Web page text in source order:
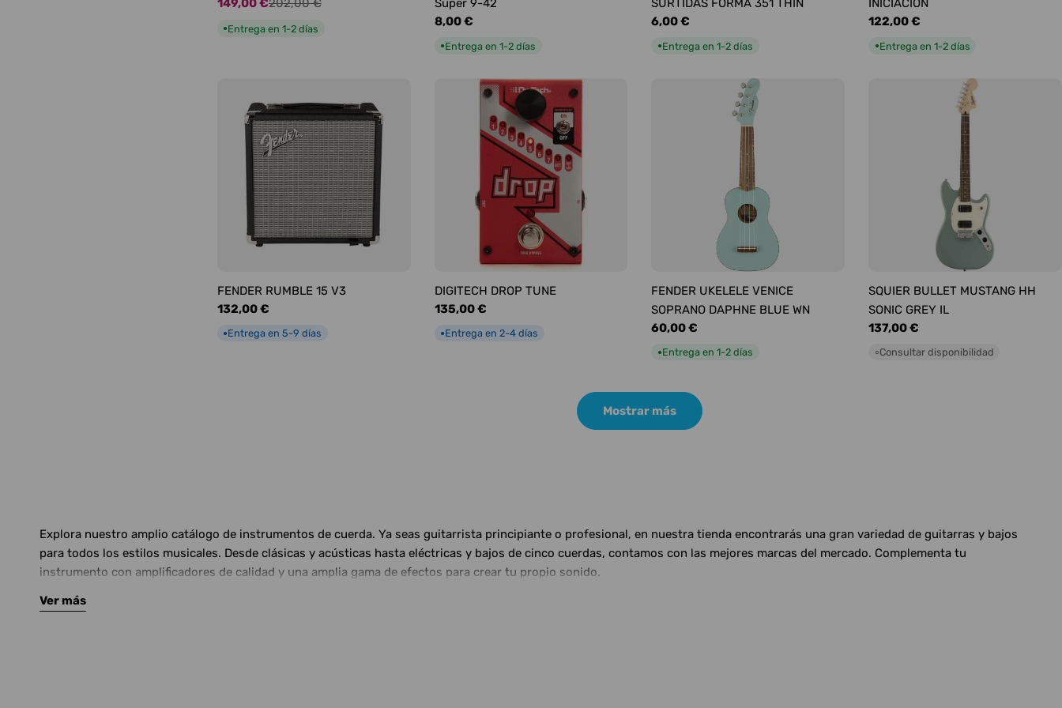
Precio
de
149,00 €
Precio
habitual
202,00 €
●Entrega en 1-2 días
Super 9-42
Precio
8,00 €
●Entrega en 1-2 días
SURTIDAS FORMA 351 THIN
Precio
6,00 €
●Entrega en 1-2 días
INICIACIÓN
Precio
122,00 €
●Entrega en 1-2 días
FENDER RUMBLE 15 V3
Precio
132,00 €
●Entrega en 5-9 días
DIGITECH DROP TUNE
Precio
135,00 €
●Entrega en 2-4 días
FENDER UKELELE VENICE
SOPRANO DAPHNE BLUE WN
Precio
60,00 €
●Entrega en 1-2 días
SQUIER BULLET MUSTANG HH
SONIC GREY IL
Precio
137,00 €
○Consultar disponibilidad
Mostrar más
Explora nuestro amplio catálogo de instrumentos de cuerda. Ya seas guitarrista principiante o profesional, en nuestra tienda encontrarás una gran variedad de guitarras y bajos
para todos los estilos musicales. Desde clásicas y acústicas hasta eléctricas y bajos de cinco cuerdas, contamos con las mejores marcas del mercado. Complementa tu
instrumento con amplificadores de calidad y una amplia gama de efectos para crear tu propio sonido.
Ver más